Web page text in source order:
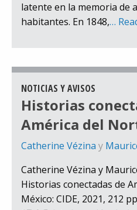
latente en la memoria de
habitantes. En 1848,…
NOTICIAS Y AVISOS
Historias
América del
Catherine Vézina y
Catherine Vézina y
Historias conectadas de
México: CIDE, 2021, 212